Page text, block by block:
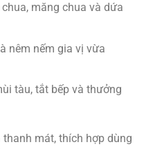
măng chua và dứa
nêm nếm gia vị vừa
tàu, tắt bếp và thưởng
mát, thích hợp dùng